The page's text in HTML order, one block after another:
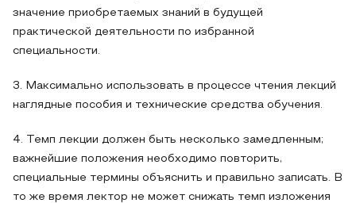
значение приобретаемых знаний в будущей
практической деятельности по избранной
специальности.
3. Максимально использовать в процессе чтения лекций
наглядные пособия и технические средства обучения.
4. Темп лекции должен быть несколько замедленным;
важнейшие положения необходимо повторить,
специальные термины объяснить и правильно записать. В
то же время лектор не может снижать темп изложения